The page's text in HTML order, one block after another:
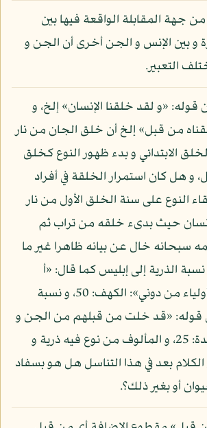
جهة المقابلة الواقعة فيها بين
و بين الإنس و الجن أخرى أن الجن و
التعبير.
قوله: «و لقد خلقنا الإنسان» إلخ، و
من قبل» إلخ أن خلق الجان من نار
الابتدائي و بدء ظهور النوع كخلق
و هل كان استمرار الخلقة في أفراد
النوع على سنة الخلق الأول من نار
حيث بدىء خلقه من تراب ثم
سبحانه خال عن بيانه ظاهرا غير ما
الذرية إلى إبليس كما قال: «أ
فتتخذونه و ذريته أولياء من دوني»: الكهف: 50، و نسبة
قوله: «قد خلت من قبلهم من الجن و
الإنس»: حم السجدة: 25، و المألوف من نوع فيه ذرية و
بعد في هذا التناسل هل هو بسفاد
أو بغير ذلك؟.